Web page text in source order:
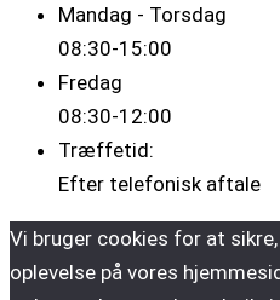
Mandag - Torsdag
08:30-15:00
Fredag
08:30-12:00
Træffetid:
Efter telefonisk aftale
Vi bruger cookies for at
oplevelse på vores